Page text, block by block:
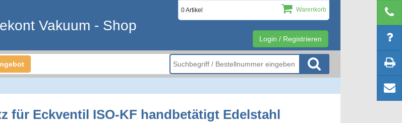
Login / Registrieren
0 Artikel Warenkorb
Vakuum - Shop
für Eckventil ISO-KF handbetätigt Edelstahl